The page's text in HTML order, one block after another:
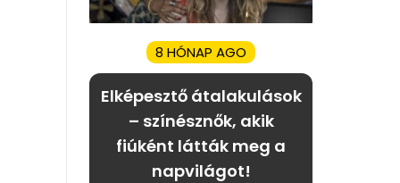
8 HÓNAP AGO
Elképesztő átalakulások
– színésznők, akik
fiúként látták meg a
napvilágot!